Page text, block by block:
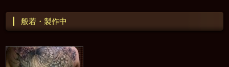
般若・製作中